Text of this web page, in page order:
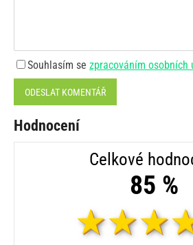
Souhlasím se zpracováním osobních
ODESLAT KOMENTÁŘ
Hodnocení
Celkové
85 %